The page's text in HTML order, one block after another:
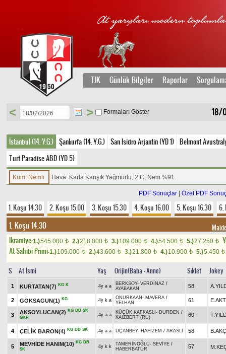
TJK Günlük Bilgiler Raporlar
18/
< > Formaları Göster
İstanbul (14. Y.G.) Şanlıurfa (14. Y.G.) San Isidro Arjantin (YD 1) Belmont
Turf Paradise ABD (YD 5)
Kum: Nemli Hava: Karla Karışık Yağmurlu, 2 C, Nem %91
PDF Sonuçlar Özet PDF
1. Koşu 14.30 2. Koşu 15.00 3. Koşu 15.30 4. Koşu 16.00 5. Koşu 16.30 6.
1. Koşu 14.30
Ikramiye:1.)545.000 t 2.)218.000 t 3.)109.000 t 4.)54.500 t 5.)27.250 t
At Sahibi Primi:1.)109.000 t 2.)43.600 t 3.)21.800 t 4.)10.900 t 5.)5.450 t
S At İsmi Yaş Orijin(Baba - Anne) Sıklet Jokey
1 KURTATAN(7) KG K 4y a a BERKSOY- VERDİNAZ /
AYABAKAN
58
2 GÖKSAGUN(1) KG 4y k a ONURKAAN - MAVERA /
YELHAN
61
3 AKSOYLUCAN(2) KG DB SK
GKR
4y a a KÜÇÜK KAFKASLI - DURDEN /
KAIZBERT (RU)
60
4 ÇELİK BARON(4) KG DB SK 4y a a UÇANBEY- HAFİZEM / ARASLI 58
5 MEVHİDE HANIM(10) KG DB
SK
4y k k TAMERİNOĞLU- SEVİYE /
HABERBATUR
57